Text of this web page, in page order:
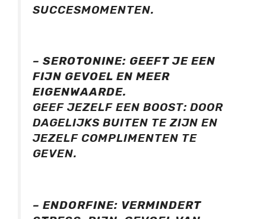
SUCCESMOMENTEN.
– SEROTONINE: GEEFT JE EEN
FIJN GEVOEL EN MEER
EIGENWAARDE.
GEEF JEZELF EEN BOOST: DOOR
DAGELIJKS BUITEN TE ZIJN EN
JEZELF COMPLIMENTEN TE
GEVEN.
– ENDORFINE: VERMINDERT